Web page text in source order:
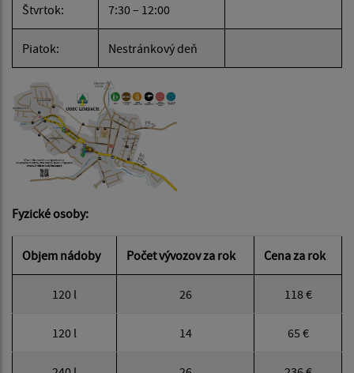
Štvrtok: 7:30 – 12:00
Piatok: Nestránkový deň
Fyzické osoby:
Objem nádoby Počet vývozov za rok Cena za rok
120 l 26 118 €
120 l 14 65 €